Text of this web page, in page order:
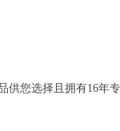
您选择且拥有16年